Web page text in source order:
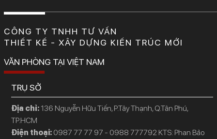
CÔNG TY TNHH TƯ VẤN
THIẾT KẾ - XÂY DỰNG KIẾN TRÚC MỚI
VĂN PHÒNG TẠI VIỆT NAM
TRỤ SỞ
Địa chỉ: 136 Nguyễn Hữu Tiến, P.Tây Thạnh, Q.Tân Phú,
TP.HCM
Điện thoại: 0987 77 77 97 - 0988 777792 KTS: Phan Bảo